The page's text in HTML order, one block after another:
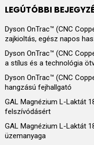
LEGÚTÓBBI
Dyson OnTrac™ (CNC
zajkioltás, egész napos
Dyson OnTrac™ (CNC
a stílus és a technológia
Dyson OnTrac™ (CNC
hangzású fejhallgató
GAL Magnézium L-Laktát
felszívódásért
GAL Magnézium L-Laktát
üzemanyaga